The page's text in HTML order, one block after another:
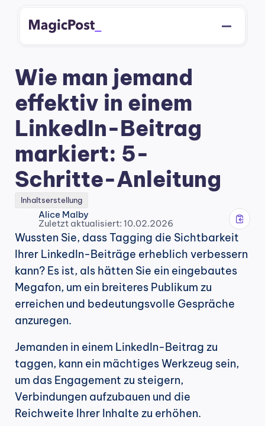
Wie man jemand
effektiv in einem
LinkedIn-Beitrag
markiert: 5-
Schritte-Anleitung
Inhaltserstellung
Alice Malby
Zuletzt aktualisiert: 10.02.2026
Wussten Sie, dass Tagging die Sichtbarkeit
Ihrer LinkedIn-Beiträge erheblich verbessern
kann? Es ist, als hätten Sie ein eingebautes
Megafon, um ein breiteres Publikum zu
erreichen und bedeutungsvolle Gespräche
anzuregen.
Jemanden in einem LinkedIn-Beitrag zu
taggen, kann ein mächtiges Werkzeug sein,
um das Engagement zu steigern,
Verbindungen aufzubauen und die
Reichweite Ihrer Inhalte zu erhöhen.